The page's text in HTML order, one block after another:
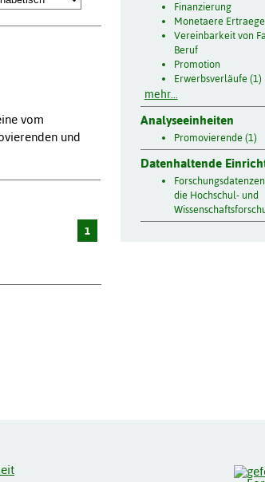
vom
und
1
Finanzierung
Monetaere Ertraege
Vereinbarkeit von
Beruf
Promotion
Erwerbsverläufe (1)
mehr...
Analyseeinheiten
Promovierende (1)
Datenhaltende
die Hochschul- und